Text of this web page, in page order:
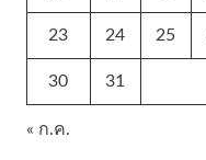
23 24 25
30 31
« ก.ค.